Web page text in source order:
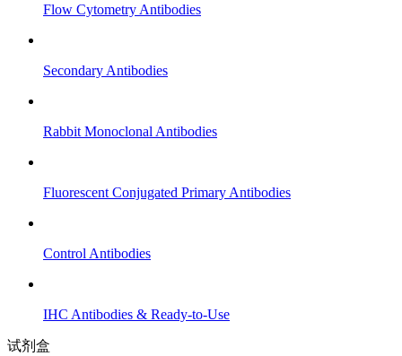
Flow Cytometry Antibodies
Secondary Antibodies
Rabbit Monoclonal Antibodies
Fluorescent Conjugated Primary Antibodies
Control Antibodies
IHC Antibodies & Ready-to-Use
试剂盒